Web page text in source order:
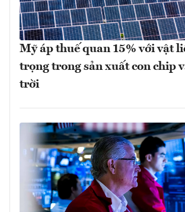
Mỹ áp thuế quan 15% với vật
trọng trong sản xuất con chip
trời